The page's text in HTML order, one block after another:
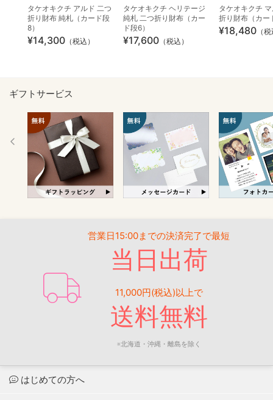
タケオキクチ アルド 二つ
折り財布 純札（カード段
8）
¥14,300 （税込）
タケオキクチ ヘリテージ
純札 二つ折り財布（カー
ド段6）
¥17,600 （税込）
タケオキクチ
折り財布（カー
¥18,480 （
ギフトサービス
営業日15:00までの決済完了で最短
当日出荷
11,000円(税込)以上で
送料無料
※北海道・沖縄・離島を除く
はじめての方へ